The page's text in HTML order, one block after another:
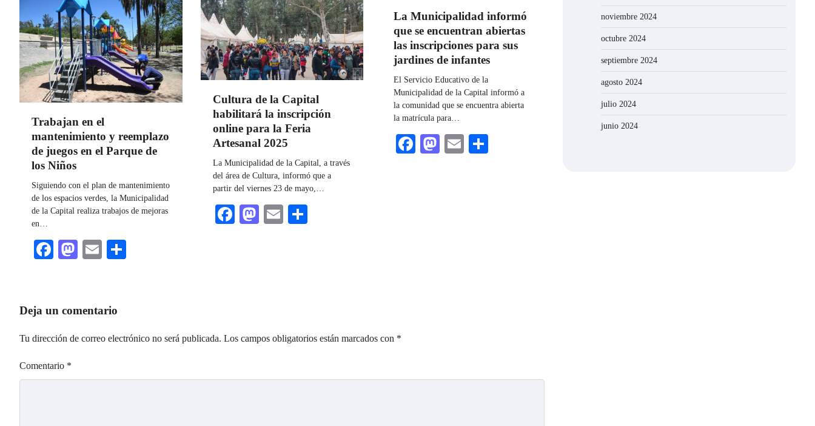
Trabajan en el
mantenimiento y reemplazo
de juegos en el Parque de
los Niños
Siguiendo con el plan de mantenimiento
de los espacios verdes, la Municipalidad
de la Capital realiza trabajos de mejoras
en…
Facebook
Mastodon
Email
Cultura de la Capital
habilitará la inscripción
online para la Feria
Artesanal 2025
La Municipalidad de la Capital, a través
del área de Cultura, informó que a
partir del viernes 23 de mayo,…
Facebook
Mastodon
Email
La Municipalidad informó
que se encuentran abiertas
las inscripciones para sus
jardines de infantes
El Servicio Educativo de la
Municipalidad de la Capital informó a
la comunidad que se encuentra abierta
la matrícula para…
Facebook
Mastodon
Email
Deja un comentario
Tu dirección de correo electrónico no será publicada. Los campos obligatorios están marcados con *
Comentario *
noviembre 2024
octubre 2024
septiembre 2024
agosto 2024
julio 2024
junio 2024